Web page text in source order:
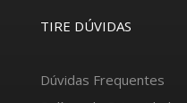
TIRE DÚVIDAS
Dúvidas Frequentes